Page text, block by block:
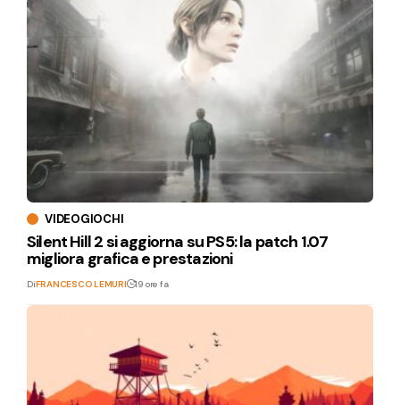
VIDEOGIOCHI
Silent Hill 2 si aggiorna su PS5: la patch 1.07
migliora grafica e prestazioni
DiFRANCESCO LEMURI 19 ore fa